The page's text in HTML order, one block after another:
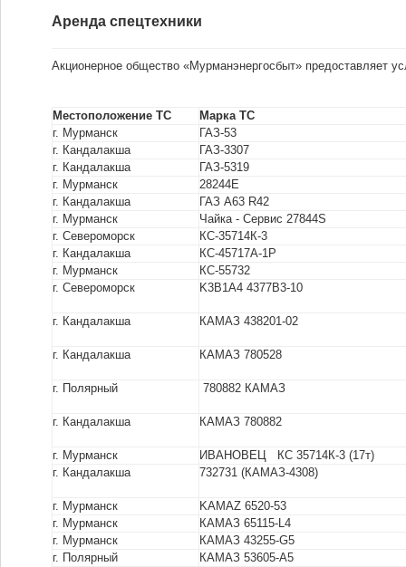
Аренда спецтехники
Акционерное общество «Мурманэнергосбыт» предоставляет
Местоположение ТС
Марка ТС
г. Мурманск
ГАЗ-53
г. Кандалакша
ГАЗ-3307
г. Кандалакша
ГАЗ-5319
г. Мурманск
28244Е
г. Кандалакша
ГАЗ А63 R42
г. Мурманск
Чайка - Сервис 27844S
г. Североморск
КС-35714К-3
г. Кандалакша
КС-45717А-1Р
г. Мурманск
КС-55732
г. Североморск
K3B1A4 4377B3-10
г. Кандалакша КАМАЗ 438201-02
г. Кандалакша КАМАЗ 780528
г. Полярный 780882 КАМАЗ
г. Кандалакша КАМАЗ 780882
г. Мурманск
ИВАНОВЕЦ КС 35714К-3 (17т)
г. Кандалакша
732731 (КАМАЗ-4308)
г. Мурманск
KAMAZ 6520-53
г. Мурманск
КАМАЗ 65115-L4
г. Мурманск
КАМАЗ 43255-G5
г. Полярный
КАМАЗ 53605-А5